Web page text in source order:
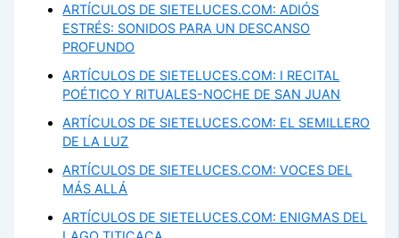
ARTÍCULOS DE SIETELUCES.COM: ADIÓS
ESTRÉS: SONIDOS PARA UN DESCANSO
PROFUNDO
ARTÍCULOS DE SIETELUCES.COM: I RECITAL
POÉTICO Y RITUALES-NOCHE DE SAN JUAN
ARTÍCULOS DE SIETELUCES.COM: EL SEMILLERO
DE LA LUZ
ARTÍCULOS DE SIETELUCES.COM: VOCES DEL
MÁS ALLÁ
ARTÍCULOS DE SIETELUCES.COM: ENIGMAS DEL